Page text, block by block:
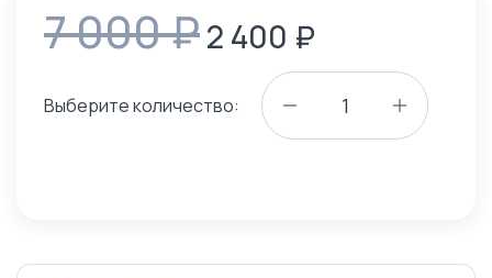
7 000 ₽2 400 ₽
Выберите количество: